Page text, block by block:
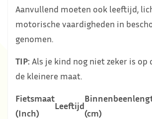
Aanvullend moeten ook leeftijd,
motorische vaardigheden in
genomen.
TIP: Als je kind nog niet zeker is op
de kleinere maat.
Fietsmaat
(Inch)
Leeftijd
(cm)